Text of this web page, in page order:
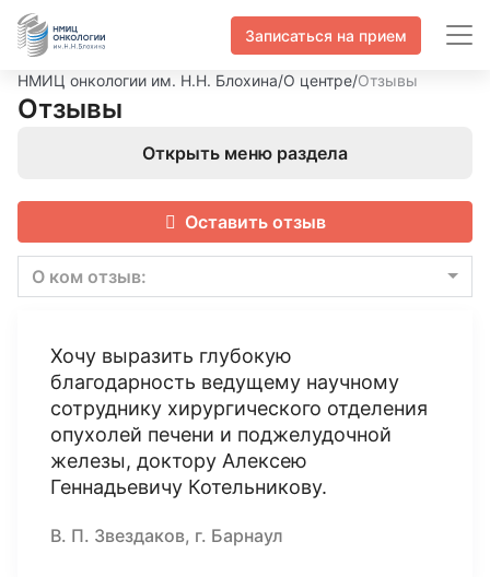
Записаться на прием
НМИЦ онкологии им. Н.Н. Блохина/О центре/Отзывы
Отзывы
Открыть меню раздела
Оставить отзыв
О ком отзыв:
Хочу выразить глубокую
благодарность ведущему научному
сотруднику хирургического отделения
опухолей печени и поджелудочной
железы, доктору Алексею
Геннадьевичу Котельникову.
В. П. Звездаков, г. Барнаул